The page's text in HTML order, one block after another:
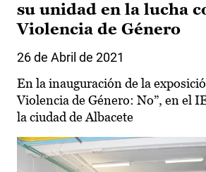
su unidad en la lucha
Violencia de Género
26 de Abril de 2021
En la inauguración de la
Violencia de Género: No”, en el
la ciudad de Albacete